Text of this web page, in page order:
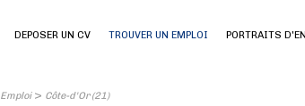
DEPOSER UN CV TROUVER UN EMPLOI PORTRAITS
Emploi> Côte-d'Or (21)